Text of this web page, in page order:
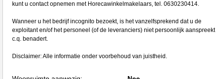
kunt u contact opnemen met Horecawinkelmakelaars, tel. 0630230414.
Wanneer u het bedrijf incognito bezoekt, is het vanzelfsprekend dat u de
exploitant en/of het personeel (of de leveranciers) niet persoonlijk aanspreekt
c.q. benadert.
Disclaimer: Alle informatie onder voorbehoud van juistheid.